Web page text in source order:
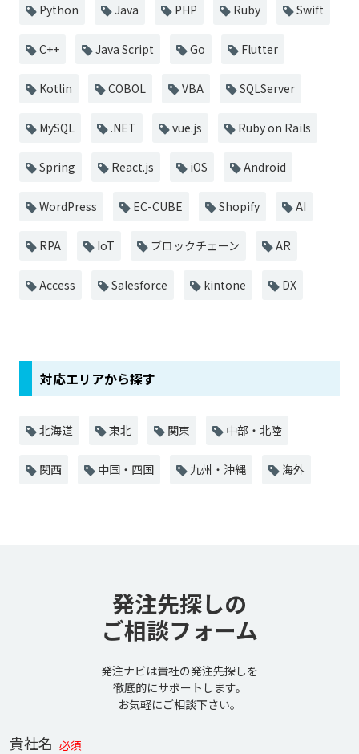
Python Java PHP Ruby Swift
C++ Java Script Go Flutter
Kotlin COBOL VBA SQLServer
MySQL .NET vue.js Ruby on Rails
Spring React.js iOS Android
WordPress EC-CUBE Shopify AI
RPA IoT ブロックチェーン AR
Access Salesforce kintone DX
対応エリアから探す
北海道 東北 関東 中部・北陸
関西 中国・四国 九州・沖縄 海外
発注先探しの
ご相談フォーム
発注ナビは貴社の発注先探しを
徹底的にサポートします。
お気軽にご相談下さい。
貴社名 必須